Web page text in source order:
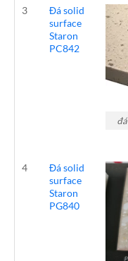
3
Đá solid
surface
Staron
PC842
4
Đá solid
surface
Staron
PG840